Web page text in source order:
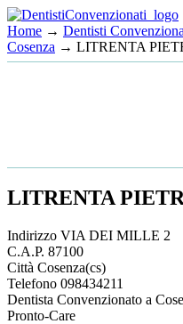
Home → Dentisti
Cosenza → LITRENTA
LITRENTA
Indirizzo VIA DEI MILLE 2
C.A.P. 87100
Città Cosenza(cs)
Telefono 098434211
Dentista Convenzionato a
Pronto-Care